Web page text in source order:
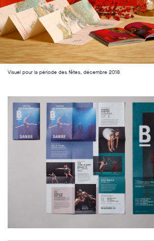
Visuel pour la période des fêtes, décembre 2018